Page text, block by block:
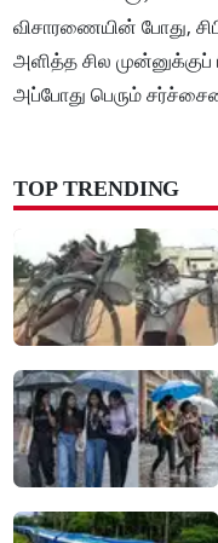
விசாரணையின் போது,
அளித்த சில
அப்போது பெரும்
TOP TRENDING